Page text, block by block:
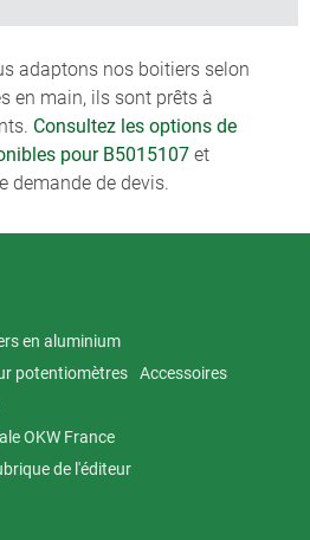
adaptons nos boitiers selon
en main, ils sont prêts à
Consultez les options de
pour B5015107 et
demande de devis.
en aluminium
potentiomètres
Accessoires
OKW France
de l'éditeur